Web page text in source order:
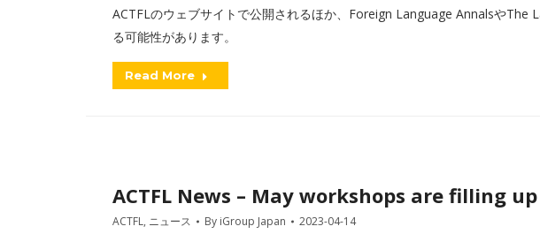
ACTFLのウェブサイトで公開されるほか、Foreign Language AnnalsやThe
る可能性があります。
Read More
ACTFL News – May workshops are filling up
ACTFL, ニュース By iGroup Japan 2023-04-14